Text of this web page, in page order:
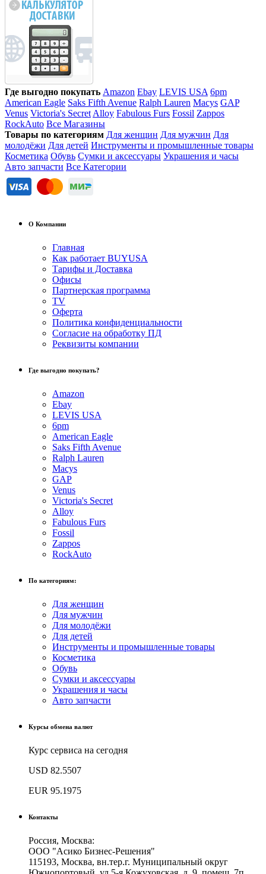
Где выгодно покупать Amazon Ebay LEVIS USA 6pm
American Eagle Saks Fifth Avenue Ralph Lauren Macys GAP
Venus Victoria's Secret Alloy Fabulous Furs Fossil Zappos
RockAuto Все Магазины
Товары по категориям Для женщин Для мужчин Для
молодёжи Для детей Инструменты и промышленные товары
Косметика Обувь Сумки и аксессуары Украшения и часы
Авто запчасти Все Категории
О Компании
Главная
Как работает BUYUSA
Тарифы и Доставка
Офисы
Партнерская программа
TV
Оферта
Политика конфиденциальности
Согласие на обработку ПД
Реквизиты компании
Где выгодно покупать?
Amazon
Ebay
LEVIS USA
6pm
American Eagle
Saks Fifth Avenue
Ralph Lauren
Macys
GAP
Venus
Victoria's Secret
Alloy
Fabulous Furs
Fossil
Zappos
RockAuto
По категориям:
Для женщин
Для мужчин
Для молодёжи
Для детей
Инструменты и промышленные товары
Косметика
Обувь
Сумки и аксессуары
Украшения и часы
Авто запчасти
Курсы обмена валют
Курс сервиса на сегодня
USD 82.5507
EUR 95.1975
Контакты
Россия, Москва:
ООО "Асико Бизнес-Решения"
115193, Москва, вн.тер.г. Муниципальный округ